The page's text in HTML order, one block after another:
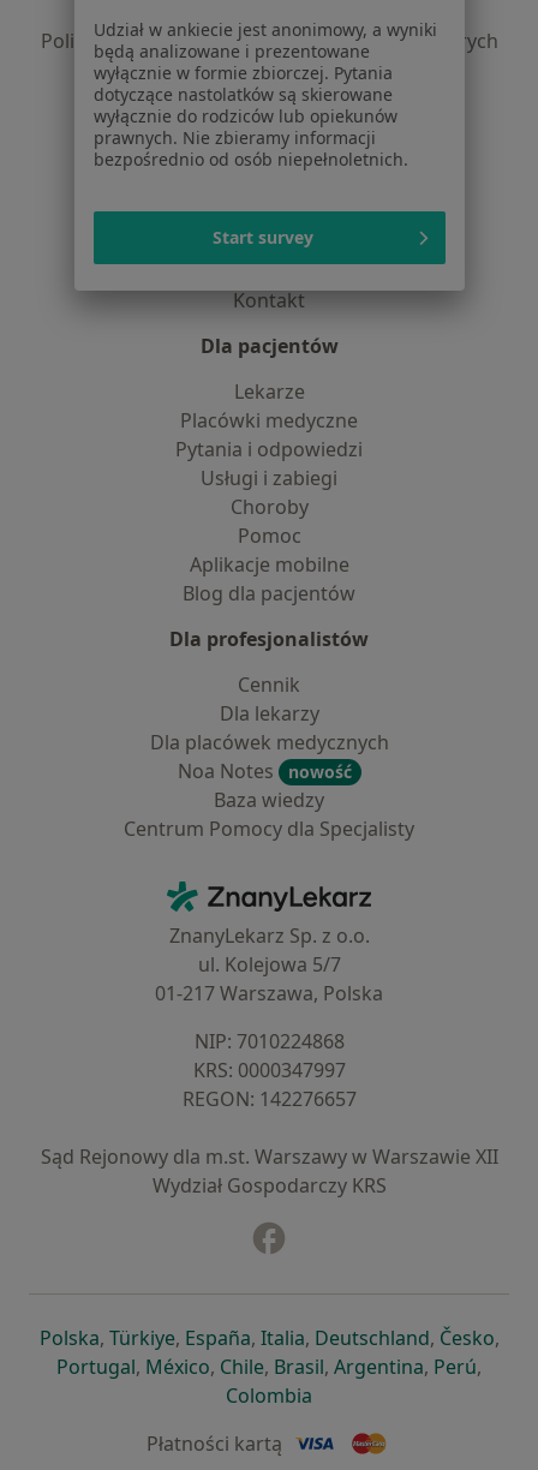
Polityka prywatności dla profesjonalistów, których
dane pozyskaliśmy samodzielnie
Polityka cookies
Jak działają wyniki wyszukiwania
Dostępność
Praca Rekrutujemy!
Partnerzy
Centrum prasowe
Kontakt
Dla pacjentów
Lekarze
Placówki medyczne
Pytania i odpowiedzi
Usługi i zabiegi
Choroby
Pomoc
Aplikacje mobilne
Blog dla pacjentów
Dla profesjonalistów
Cennik
Dla lekarzy
Dla placówek medycznych
Noa Notes
nowość
Baza wiedzy
Centrum Pomocy dla Specjalisty
ZnanyLekarz - Strona główna
ZnanyLekarz Sp. z o.o.
ul. Kolejowa 5/7
01-217 Warszawa, Polska
NIP: ⁠7010224868
KRS: ⁠0000347997
REGON: ⁠142276657
Sąd Rejonowy dla m.st. Warszawy w Warszawie XII
Wydział Gospodarczy KRS
Polskaotwiera się w nowej karcie
, Türkiyeotwiera się w nowej karcie
, Españaotwiera się w nowej karcie
, Italiaotwiera się w nowej
, Deutschlandotwiera się
, Česko,
Portugalotwiera się w nowej karcie
, Méxicootwiera się w nowej karcie
, Chileotwiera się w nowej karcie
, Brasilotwiera się w nowej
, Argentinaotwiera się
, Perú,
Colombia
Płatności kartą
Udział w ankiecie jest anonimowy, a wyniki
będą analizowane i prezentowane
wyłącznie w formie zbiorczej. Pytania
dotyczące nastolatków są skierowane
wyłącznie do rodziców lub opiekunów
prawnych. Nie zbieramy informacji
bezpośrednio od osób niepełnoletnich.
Start survey